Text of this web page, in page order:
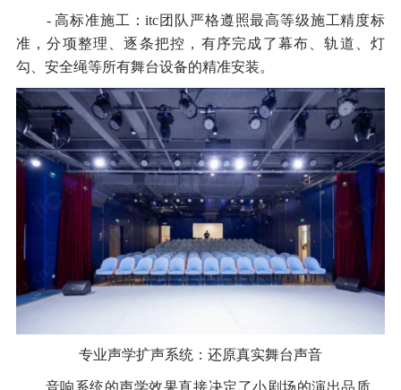
- 高标准施工：itc团队严格遵照最高等级施工精度标
准，分项整理、逐条把控，有序完成了幕布、轨道、灯
勾、安全绳等所有舞台设备的精准安装。
专业声学扩声系统：还原真实舞台声音
音响系统的声学效果直接决定了小剧场的演出品质。